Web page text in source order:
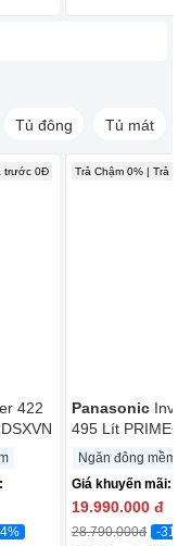
Tủ đông Tủ mát
trước 0Đ
422
Trả Chậm 0% | Trả
Panasonic
495 Lít PRIME+
Edition NR-
CW530HVK9
Ngăn đông mềm
Giá khuyến mãi:
19.990.000 đ
28.790.000đ
-31%